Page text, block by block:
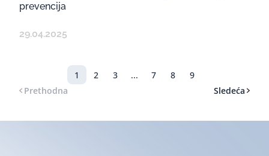
prevencija
29.04.2025
Prethodna
1 2 3 ... 7 8
9
Sledeća